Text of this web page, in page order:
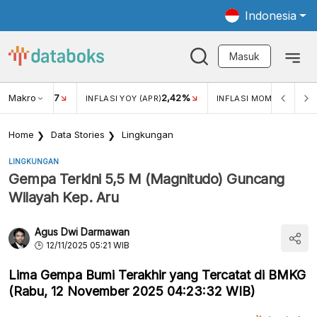
Indonesia
Masuk
Makro
USD/IDR 17 INFLASI YOY (APR)2,42% INFLASI MOM (MAR)
Home Data Stories Lingkungan
LINGKUNGAN
Gempa Terkini 5,5 M (Magnitudo) Guncang
Wilayah Kep. Aru
Agus Dwi Darmawan
12/11/2025 05:21 WIB
Lima Gempa Bumi Terakhir yang Tercatat di BMKG
(Rabu, 12 November 2025 04:23:32 WIB)